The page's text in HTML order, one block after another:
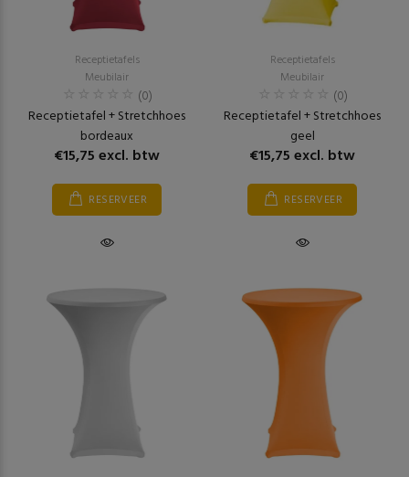
Receptietafels
Meubilair
(0)
Receptietafel + Stretchhoes
bordeaux
€15,75 excl. btw
RESERVEER
Receptietafels
Meubilair
(0)
Receptietafel + Stretchhoes
geel
€15,75 excl. btw
RESERVEER